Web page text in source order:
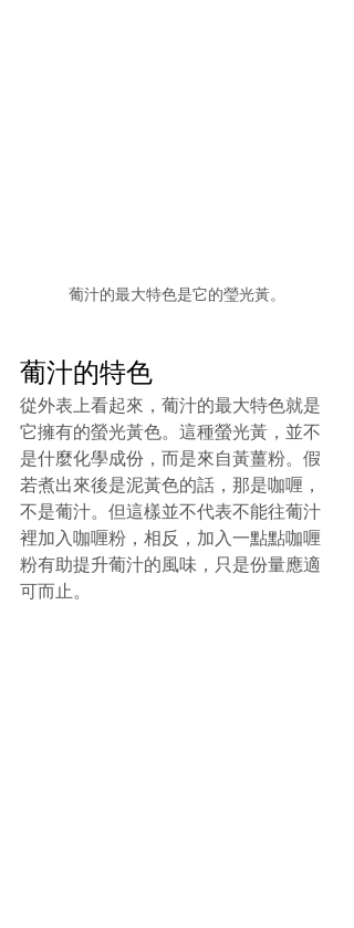
葡汁的最大特色是它的瑩光黃。
葡汁的特色
從外表上看起來，葡汁的最大特色就是
它擁有的螢光黃色。這種螢光黃，並不
是什麼化學成份，而是來自黃薑粉。假
若煮出來後是泥黃色的話，那是咖喱，
不是葡汁。但這樣並不代表不能往葡汁
裡加入咖喱粉，相反，加入一點點咖喱
粉有助提升葡汁的風味，只是份量應適
可而止。